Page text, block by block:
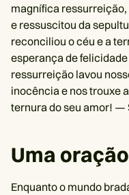
magnífica
e ressuscitou da
reconciliou o céu e a
esperança de
ressurreição lavou
inocência e nos trouxe
ternura do seu amor! —
Uma
Enquanto o mundo